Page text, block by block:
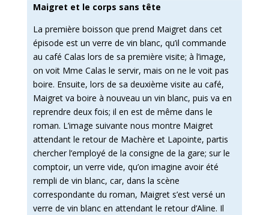
Maigret et le corps sans tête
La première boisson que prend Maigret dans cet
épisode est un verre de vin blanc, qu’il commande
au café Calas lors de sa première visite; à l’image,
on voit Mme Calas le servir, mais on ne le voit pas
boire. Ensuite, lors de sa deuxième visite au café,
Maigret va boire à nouveau un vin blanc, puis va en
reprendre deux fois; il en est de même dans le
roman. L’image suivante nous montre Maigret
attendant le retour de Machère et Lapointe, partis
chercher l’employé de la consigne de la gare; sur le
comptoir, un verre vide, qu’on imagine avoir été
rempli de vin blanc, car, dans la scène
correspondante du roman, Maigret s’est versé un
verre de vin blanc en attendant le retour d’Aline. Il